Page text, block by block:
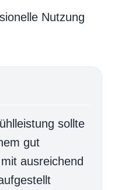
Nutzung
sollte
gut
ausreichend